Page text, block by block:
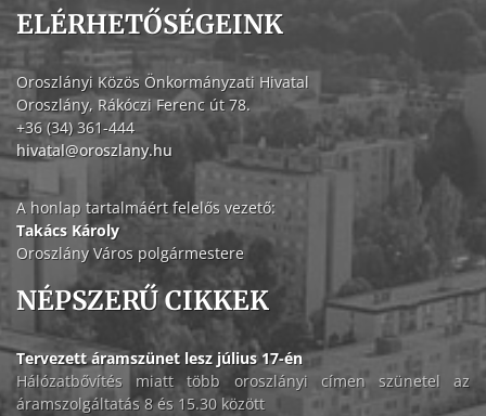
ELÉRHETŐSÉGEINK
Oroszlányi Közös Önkormányzati Hivatal
Oroszlány, Rákóczi Ferenc út 78.
+36 (34) 361-444
hivatal@oroszlany.hu
A honlap tartalmáért felelős vezető:
Takács Károly
Oroszlány Város polgármestere
NÉPSZERŰ CIKKEK
Tervezett áramszünet lesz július 17-én
Hálózatbővítés miatt több oroszlányi címen szünetel az
áramszolgáltatás 8 és 15.30 között